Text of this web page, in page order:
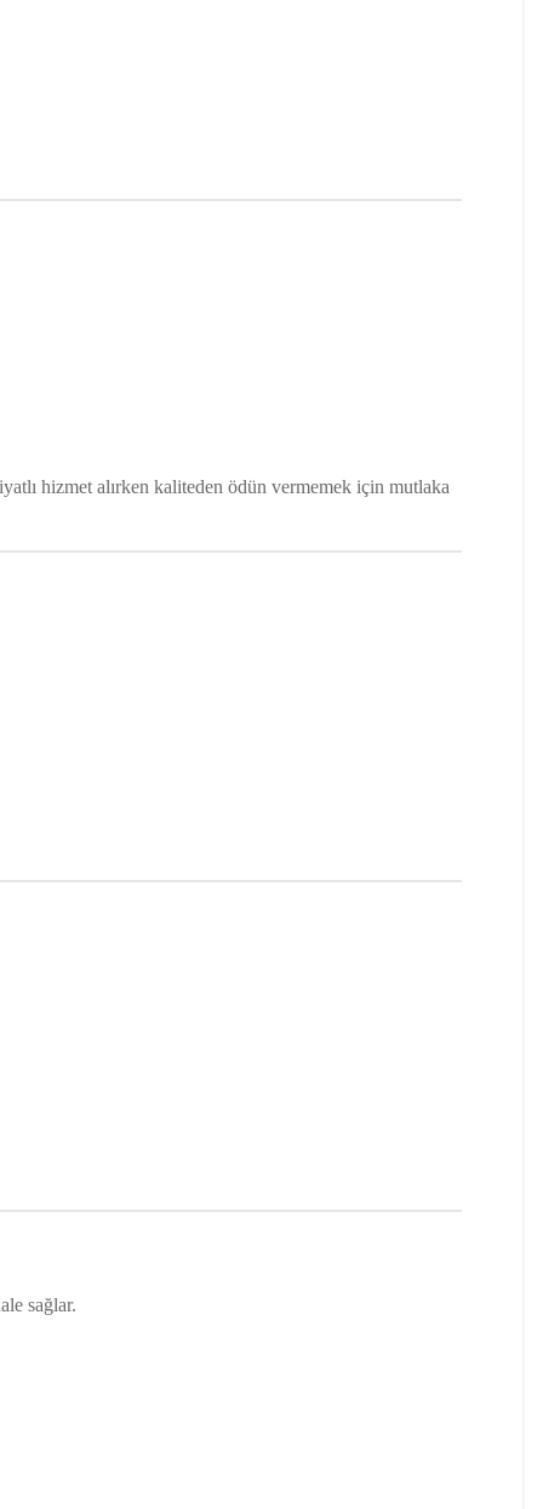
hizmet alırken kaliteden ödün vermemek için mutlaka
sağlar.